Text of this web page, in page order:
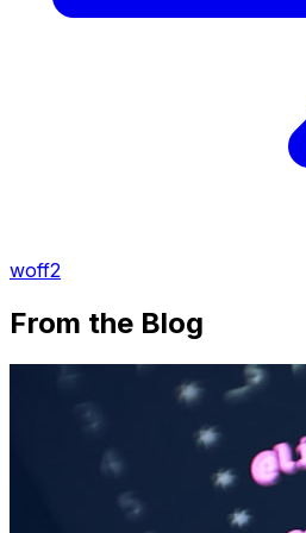
woff2
From the Blog